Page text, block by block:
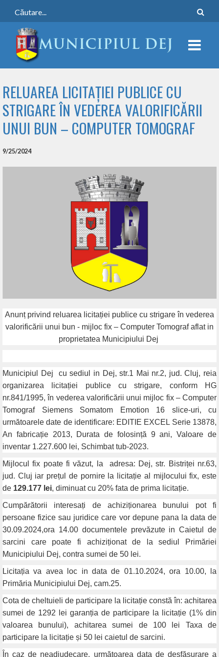
RELUAREA LICITAȚIEI PUBLICE CU
STRIGARE ÎN VEDEREA VALORIFICĂRII
UNUI BUN – COMPUTER TOMOGRAF
9/25/2024
Anunț privind reluarea licitației publice cu strigare în vederea
valorificării unui bun - mijloc fix – Computer Tomografaflat in
proprietatea Municipiului Dej
Municipiul Dej
cu sediul in Dej, str.1 Mai nr.2, jud. Cluj, reia
organizarea licitației publice cu strigare, conform HG
nr.841/1995, în vederea valorificării unui mijloc fix – Computer
Tomograf Siemens Somatom Emotion 16 slice-uri, cu
următoarele date de identificare: EDITIE EXCEL Serie 13878,
An fabricație 2013, Durata de folosință 9 ani, Valoare de
inventar 1.227.600 lei, Schimbat tub-2023.
Mijlocul fix poate fi văzut, la
adresa: Dej, str. Bistriței nr.63,
jud. Cluj iar prețul de pornire la licitație al mijlocului fix, este
de 129.177 lei, diminuat cu 20% fata de prima licitație.
Cumpărătorii interesați de achiziționarea bunului pot fi
persoane fizice sau juridice care vor depune pana la data de
30.09.2024,ora 14.00 documentele prevăzute in Caietul de
sarcini care poate fi achiziționat de la sediul Primăriei
Municipiului Dej, contra sumei de 50 lei.
Licitația va avea loc in data de 01.10.2024, ora 10.00, la
Primăria Municipiului Dej, cam.25.
Cota de cheltuieli de participare la licitație constă în: achitarea
sumei de 1292 lei garanția de participare la licitație (1% din
valoarea bunului), achitarea sumei de 100 lei Taxa de
participare la licitație și 50 lei caietul de sarcini.
În caz de neadjudecare, următoarea data de desfășurare a